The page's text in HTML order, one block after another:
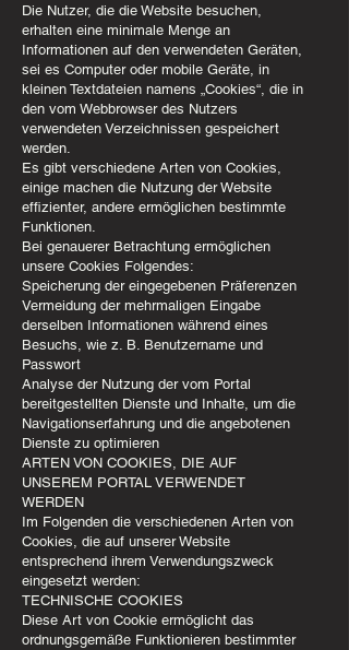
Die Nutzer, die die Website besuchen,
erhalten eine minimale Menge an
Informationen auf den verwendeten Geräten,
sei es Computer oder mobile Geräte, in
kleinen Textdateien namens „Cookies“, die in
den vom Webbrowser des Nutzers
verwendeten Verzeichnissen gespeichert
werden.
Es gibt verschiedene Arten von Cookies,
einige machen die Nutzung der Website
effizienter, andere ermöglichen bestimmte
Funktionen.
Bei genauerer Betrachtung ermöglichen
unsere Cookies Folgendes:
Speicherung der eingegebenen Präferenzen
Vermeidung der mehrmaligen Eingabe
derselben Informationen während eines
Besuchs, wie z. B. Benutzername und
Passwort
Analyse der Nutzung der vom Portal
bereitgestellten Dienste und Inhalte, um die
Navigationserfahrung und die angebotenen
Dienste zu optimieren
ARTEN VON COOKIES, DIE AUF
UNSEREM PORTAL VERWENDET
WERDEN
Im Folgenden die verschiedenen Arten von
Cookies, die auf unserer Website
entsprechend ihrem Verwendungszweck
eingesetzt werden:
TECHNISCHE COOKIES
Diese Art von Cookie ermöglicht das
ordnungsgemäße Funktionieren bestimmter